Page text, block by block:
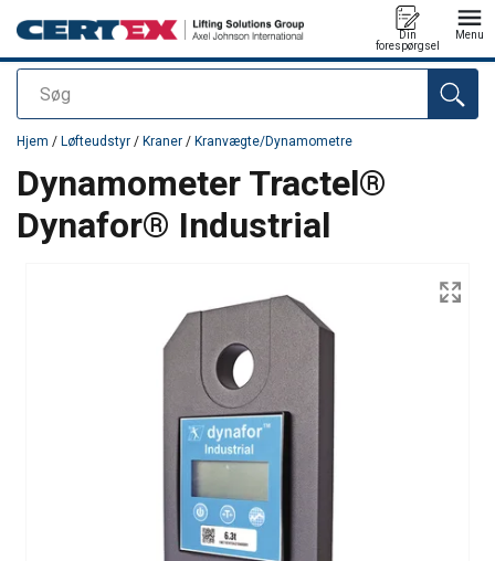
Søg
Din
forespørgsel
Menu
Produktet blev tilføjet til din forespørgsel
Hjem / Løfteudstyr / Kraner / Kranvægte/Dynamometre
Dynamometer Tractel®
Dynafor® Industrial